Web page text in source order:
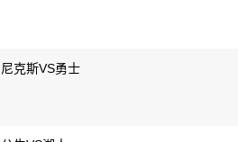
克斯VS勇士